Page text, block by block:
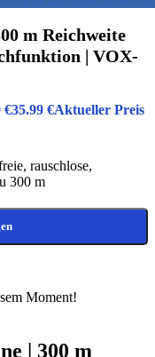
m Reichweite
| VOX-
€35.99 €Aktueller Preis
rauschlose,
300 m
Moment!
| 300 m